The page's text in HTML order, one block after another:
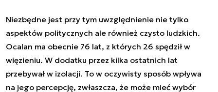
Niezbędne jest przy tym uwzględnienie nie tylko
aspektów politycznych ale również czysto ludzkich.
Ocalan ma obecnie 76 lat, z których 26 spędził w
więzieniu. W dodatku przez kilka ostatnich lat
przebywał w izolacji. To w oczywisty sposób wpływa
na jego percepcję, zwłaszcza, że może mieć wybór